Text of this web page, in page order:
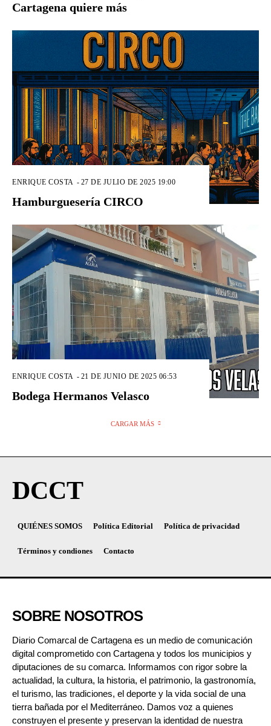
Cartagena quiere más
ENRIQUE COSTA - 27 DE JULIO DE 2025 19:00
Hamburguesería CIRCO
ENRIQUE COSTA - 21 DE JUNIO DE 2025 06:53
Bodega Hermanos Velasco
CARGAR MÁS
DCCT
QUIÉNES SOMOS Política Editorial Política de privacidad
Términos y condiones Contacto
SOBRE NOSOTROS
Diario Comarcal de Cartagena es un medio de comunicación
digital comprometido con Cartagena y todos los municipios y
diputaciones de su comarca. Informamos con rigor sobre la
actualidad, la cultura, la historia, el patrimonio, la gastronomía,
el turismo, las tradiciones, el deporte y la vida social de una
tierra bañada por el Mediterráneo. Damos voz a quienes
construyen el presente y preservan la identidad de nuestra